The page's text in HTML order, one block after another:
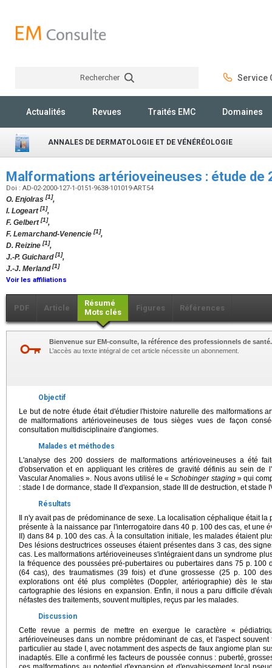
Rechercher Service
Actualités Revues Traités EMC Domaines
ANNALES DE DERMATOLOGIE ET DE VÉNÉRÉOLOGIE
Malformations artérioveineuses : étude de
Doi : AD-02-2000-127-1-0151-9638-101019-ART54
O. Enjolras [1],
I. Logeart[1],
F. Gelbert[1],
F. Lemarchand-Venencie [1],
D. Reizine [1],
J.-P. Guichard[1],
J.-J. Merland[1]
Voir les affiliations
PDF Article
Résumé
Mots clés
Figures Références
Bienvenue sur EM-consulte, la référence des professionnels de santé.
L’accès au texte intégral de cet article nécessite un abonnement.
Objectif
Le but de notre étude était d'étudier l'histoire naturelle des malformations
de malformations artérioveineuses de tous sièges vues de façon
consultation multidisciplinaire d'angiomes.
Malades et méthodes
L'analyse des 200 dossiers de malformations artérioveineuses a été
d'observation et en appliquant les critères de gravité définis au sein de
Vascular Anomalies ». Nous avons utilisé le «Schobinger staging» qui
: stade I de dormance, stade II d'expansion, stade III de destruction, et stade
Résultats
Il n'y avait pas de prédominance de sexe. La localisation céphalique était
présente à la naissance par l'interrogatoire dans 40 p. 100 des cas, et une
II) dans 84 p. 100 des cas. À la consultation initiale, les malades étaient
Des lésions destructrices osseuses étaient présentes dans 3 cas, des
cas. Les malformations artérioveineuses s'intégraient dans un syndrome
la fréquence des poussées pré-pubertaires ou pubertaires dans 75 p.
(64 cas), des traumatismes (39 fois) et d'une grossesse (25 p. 100
explorations ont été plus complètes (Doppler, artériographie) dès le
cartographie des lésions en expansion. Enfin, il nous a paru difficile
néfastes des traitements, souvent multiples, reçus par les malades.
Discussion
Cette revue a permis de mettre en exergue le caractère «
artérioveineuses dans un nombre prédominant de cas, et l'aspect
particulier au stade I, avec notamment des aspects de faux angiome plan
inadaptés. Elle a confirmé les facteurs de poussée connus : puberté,